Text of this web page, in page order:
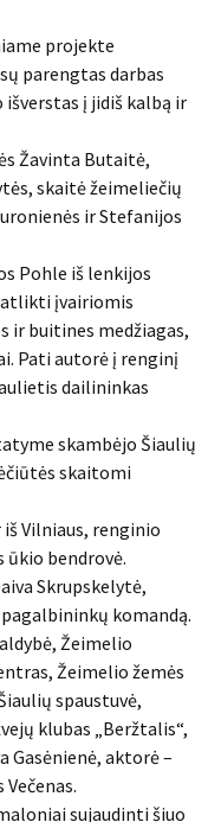
projekte
parengtas darbas
išverstas į jidiš kalbą ir
Žavinta Butaitė,
skaitė žeimeliečių
ir Stefanijos
Pohle iš lenkijos
atlikti įvairiomis
ir buitines medžiagas,
Pati autorė į renginį
dailininkas
skambėjo Šiaulių
skaitomi
Vilniaus, renginio
ūkio bendrovė.
Skrupskelytė,
komandą.
Žeimelio
Žeimelio žemės
spaustuvė,
klubas „Beržtalis“,
Gasėnienė, aktorė –
sujaudinti šiuo